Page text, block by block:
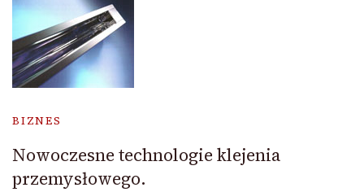
BIZNES
Nowoczesne technologie klejenia
przemysłowego.